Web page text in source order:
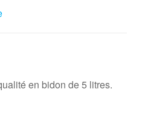
en bidon de 5 litres.